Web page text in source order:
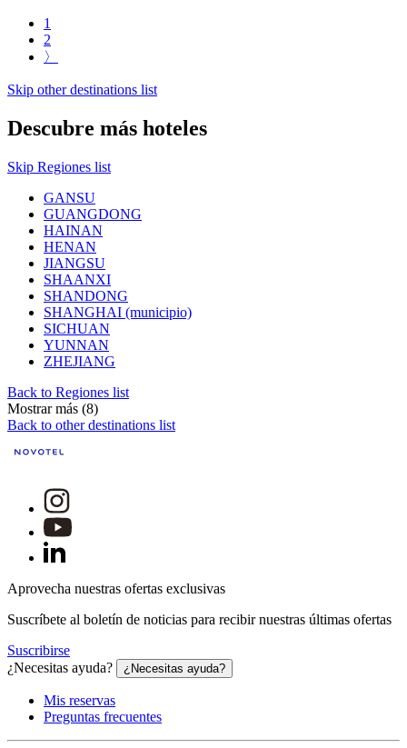
1
2
〉
Skip other destinations list
Descubre más hoteles
Skip Regiones list
GANSU
GUANGDONG
HAINAN
HENAN
JIANGSU
SHAANXI
SHANDONG
SHANGHAI (municipio)
SICHUAN
YUNNAN
ZHEJIANG
Back to Regiones list
Mostrar más (8)
Back to other destinations list
Aprovecha nuestras ofertas exclusivas
Suscríbete al boletín de noticias para recibir nuestras últimas ofertas
Suscribirse
¿Necesitas ayuda?
¿Necesitas ayuda?
Mis reservas
Preguntas frecuentes